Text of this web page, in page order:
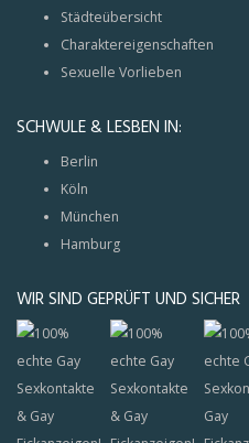
Städteübersicht
Charaktereigenschaften
Sexuelle Vorlieben
SCHWULE & LESBEN IN:
Berlin
Köln
München
Hamburg
WIR SIND GEPRÜFT UND SICHER